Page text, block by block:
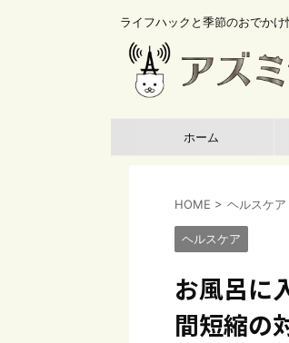
ライフハックと季節のおでかけ
ホーム
HOME > ヘルスケア
ヘルスケア
お風呂に
間短縮の